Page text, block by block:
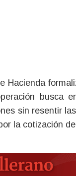
Hacienda
busca
sin resentir
la cotización